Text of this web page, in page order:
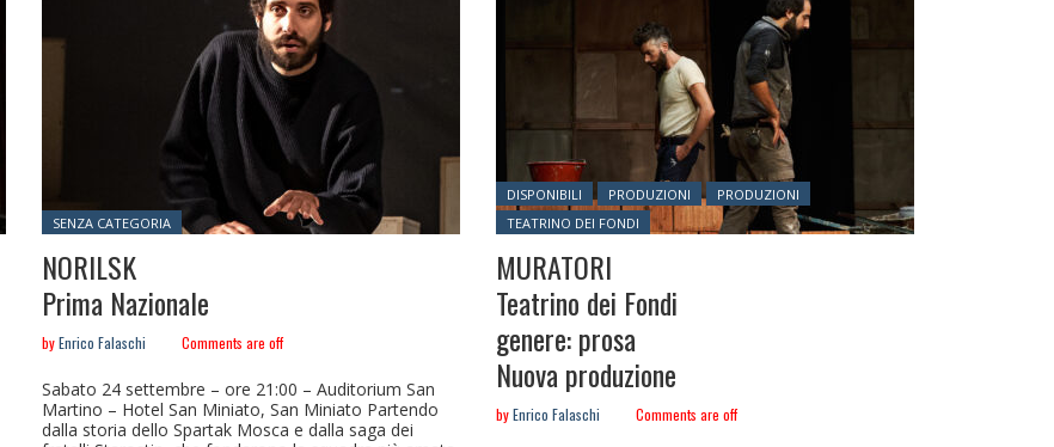
Posted in:
SENZA CATEGORIA
NORILSK
Prima Nazionale
byEnrico Falaschi Comments are off
Sabato 24 settembre – ore 21:00 – Auditorium San
Martino – Hotel San Miniato, San Miniato Partendo
dalla storia dello Spartak Mosca e dalla saga dei
Posted in:
DISPONIBILI PRODUZIONI
PRODUZIONI
TEATRINO DEI FONDI
MURATORI
Teatrino dei Fondi
genere: prosa
Nuova produzione
byEnrico Falaschi Comments are off